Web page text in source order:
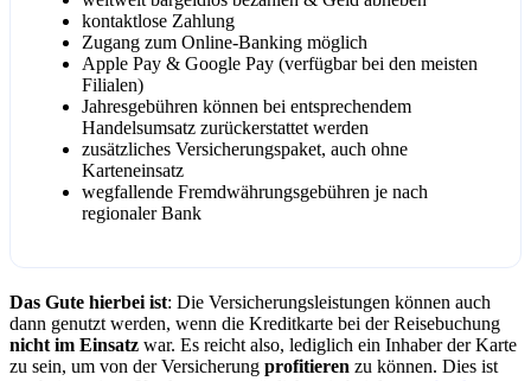
kontaktlose Zahlung
Zugang zum Online-Banking möglich
Apple Pay & Google Pay (verfügbar bei den meisten
Filialen)
Jahresgebühren können bei entsprechendem
Handelsumsatz zurückerstattet werden
zusätzliches Versicherungspaket, auch ohne
Karteneinsatz
wegfallende Fremdwährungsgebühren je nach
regionaler Bank
Das Gute hierbei ist: Die Versicherungsleistungen können auch
dann genutzt werden, wenn die Kreditkarte bei der Reisebuchung
nicht im Einsatz war. Es reicht also, lediglich ein Inhaber der Karte
zu sein, um von der Versicherung profitieren zu können. Dies ist